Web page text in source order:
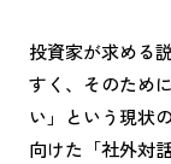
投資家が求める
すく、そのため
い」という現状
向けた「社外対